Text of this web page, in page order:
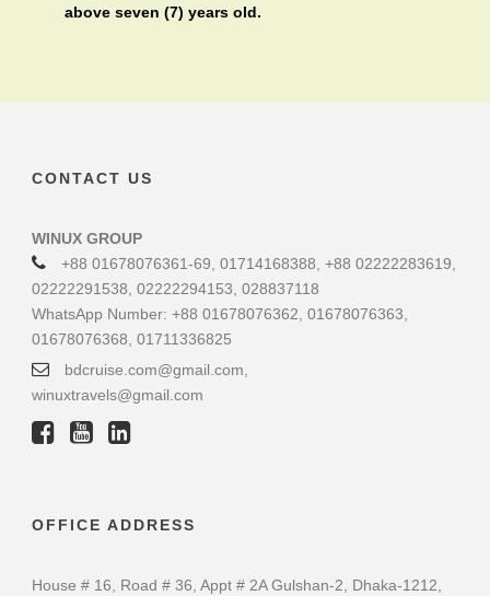
above seven (7) years old.
CONTACT US
WINUX GROUP
+88 01678076361-69, 01714168388, +88 02222283619,
02222291538, 02222294153, 028837118
WhatsApp Number: +88 01678076362, 01678076363,
01678076368, 01711336825
bdcruise.com@gmail.com,
winuxtravels@gmail.com
OFFICE ADDRESS
House # 16, Road # 36, Appt # 2A Gulshan-2, Dhaka-1212,